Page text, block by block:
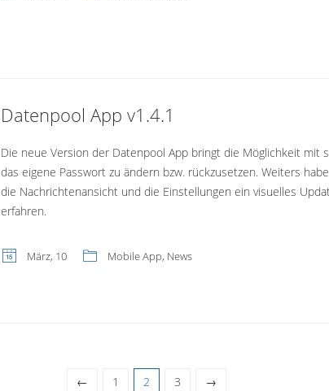
Datenpool App v1.4.1
Die neue Version der Datenpool App bringt die Möglichkeit mit
das eigene Passwort zu ändern bzw. rückzusetzen. Weiters
die Nachrichtenansicht und die Einstellungen ein visuelles
erfahren.
März, 10 Mobile App, News
← 1 2 3 →